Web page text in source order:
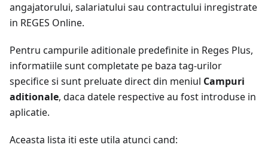
angajatorului, salariatului sau contractului inregistrate
in REGES Online.
Pentru campurile aditionale predefinite in Reges Plus,
informatiile sunt completate pe baza tag-urilor
specifice si sunt preluate direct din meniul Campuri
aditionale, daca datele respective au fost introduse in
aplicatie.
Aceasta lista iti este utila atunci cand: